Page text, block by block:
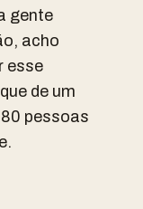
gente
acho
esse
de um
pessoas